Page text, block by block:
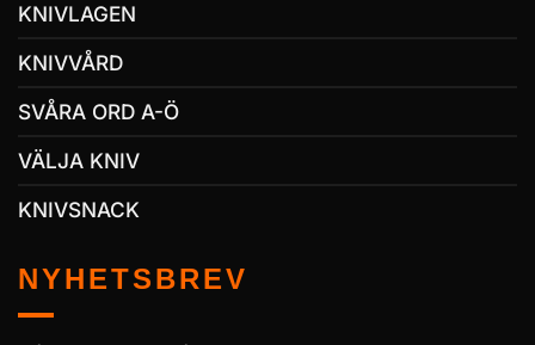
KNIVLAGEN
KNIVVÅRD
SVÅRA ORD A-Ö
VÄLJA KNIV
KNIVSNACK
NYHETSBREV